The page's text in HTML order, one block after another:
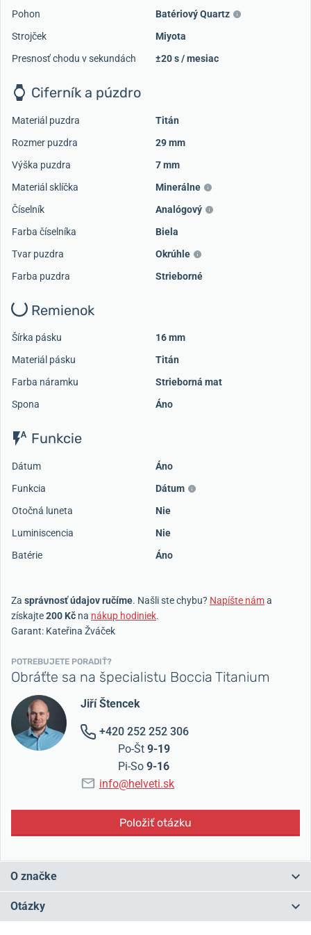
Pohon
Batériový Quartz
Strojček
Miyota
Presnosť chodu v sekundách
±20 s / mesiac
Ciferník a púzdro
Materiál puzdra
Titán
Rozmer puzdra
29 mm
Výška puzdra
7 mm
Materiál sklíčka
Minerálne
Číselník
Analógový
Farba číselníka
Biela
Tvar puzdra
Okrúhle
Farba puzdra
Strieborné
Remienok
Šírka pásku
16 mm
Materiál pásku
Titán
Farba náramku
Strieborná mat
Spona
Áno
Funkcie
Dátum
Áno
Funkcia
Dátum
Otočná luneta
Nie
Luminiscencia
Nie
Batérie
Áno
Za správnosť údajov ručíme. Našli ste chybu? Napíšte náma
získajte200 Kč na nákup hodiniek.
Garant: Kateřina Žváček
POTREBUJETE PORADIŤ?
Obráťte sa na špecialistu Boccia Titanium
Jiří Štencek
+420 252 252 306
Po-Št 9-19
Pi-So 9-16
info@helveti.sk
Položiť otázku
O značke
titánu
Otázky